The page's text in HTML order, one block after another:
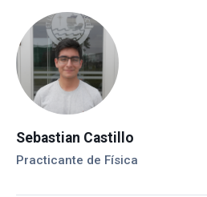
Sebastian Castillo
Practicante de Física